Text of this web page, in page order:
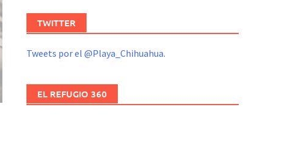
TWITTER
Tweets por el @Playa_Chihuahua.
EL REFUGIO 360